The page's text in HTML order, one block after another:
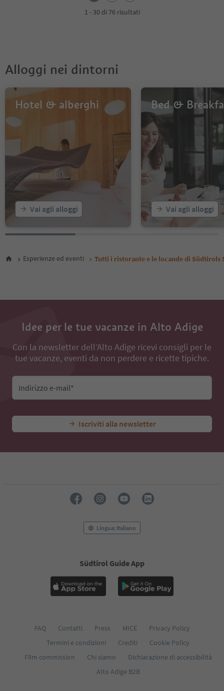
1 - 30 di 76 risultati
Alloggi nei dintorni
Hotel & alberghi
Vai agli alloggi
Bed &
Vai agli alloggi
Esperienze ed eventi Tutti i ristorante e le locande di Südtirols
Idee per le tue vacanze in Alto Adige
Con la newsletter dell’Alto Adige ricevi consigli per le
tue vacanze, eventi da non perdere e ricette tipiche.
Indirizzo e-mail*
Iscriviti alla newsletter
Lingua: Italiano
Südtirol Guide App
FAQ Contatti Press MICE
Privacy Policy
Termini e condizioni
Crediti
Cookie Policy
Film commission
Chi siamo
Dichiarazione di accessibilità
Alto Adige B2B